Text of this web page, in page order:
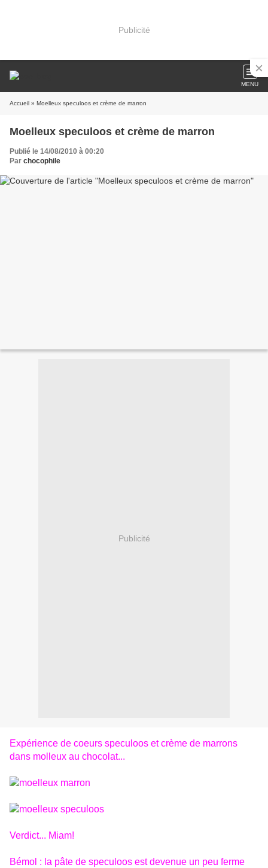
Publicité
MENU
Accueil » Moelleux speculoos et crème de marron
Moelleux speculoos et crème de marron
Publié le 14/08/2010 à 00:20
Par chocophile
Publicité
Expérience de coeurs speculoos et crème de marrons
dans molleux au chocolat...
Verdict... Miam!
Bémol : la pâte de speculoos est devenue un peu ferme